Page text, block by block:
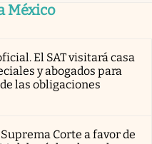
México
El SAT visitará casa
y abogados para
las obligaciones
Corte a favor de